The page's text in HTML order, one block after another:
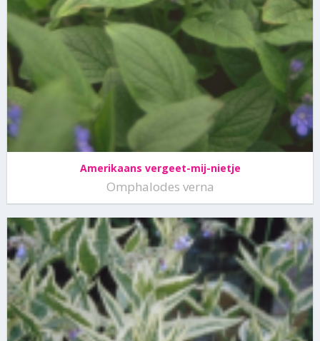
Amerikaans vergeet-mij-nietje
Omphalodes verna